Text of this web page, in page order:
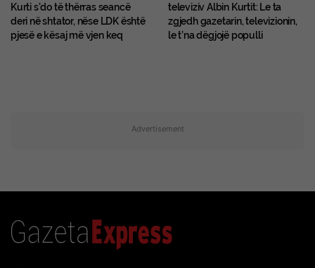
Kurti s’do të thërras seancë
deri në shtator, nëse LDK është
pjesë e kësaj më vjen keq
televiziv Albin Kurtit: Le ta
zgjedh gazetarin, televizionin,
le t’na dëgjojë populli
Advertisement